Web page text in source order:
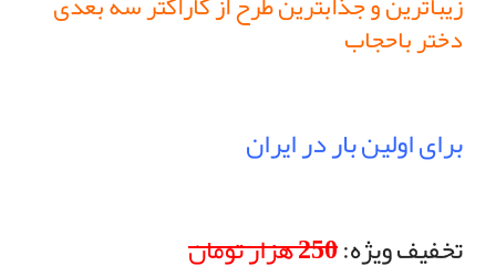
دختر باحجاب
برای اولین بار در ایران
تخفیف ویژه:250 هزار تومان